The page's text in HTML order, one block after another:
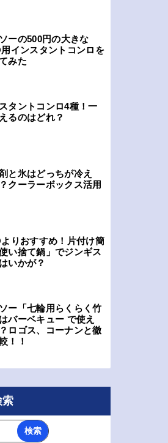
ーの500円の大きな
インスタントコンロを
みた
タントコンロ4種！一
るのはどれ？
と氷はどっちが冷え
クーラーボックス活用
りおすすめ！片付け簡
い捨て鍋」でジンギス
いかが？
ー「七輪用らくらく竹
バーベキュー で使え
ロゴス、コーナンと徹
！！
索